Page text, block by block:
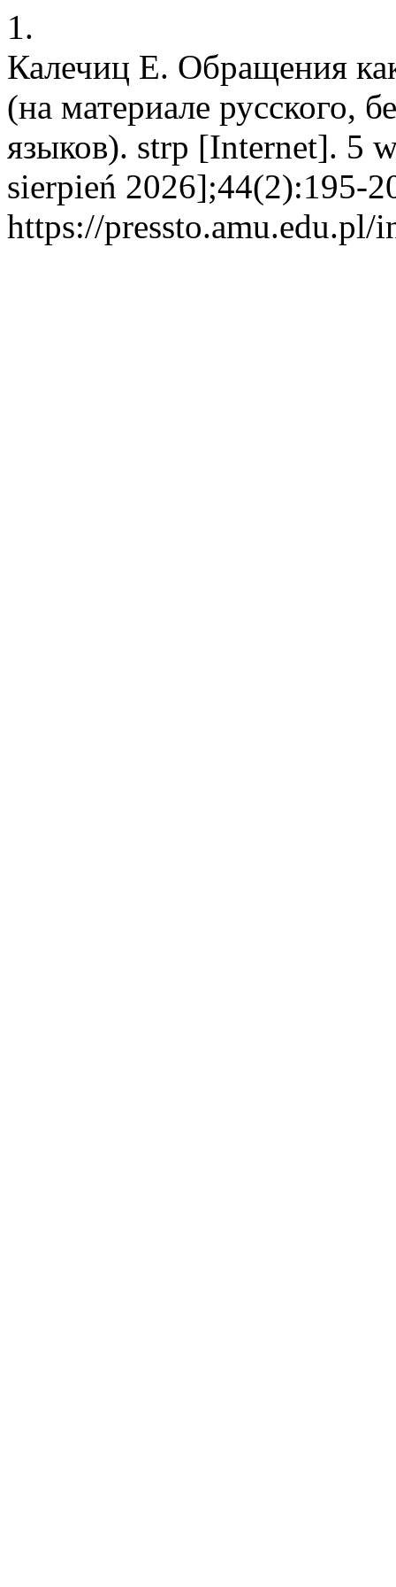
1.
Калечиц Е. Обращения
(на материале русского,
языков). strp [Internet]. 5
sierpień 2026];44(2):195-
https://